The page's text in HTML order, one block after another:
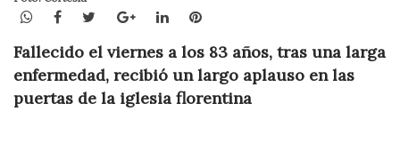
WhatsApp
Facebook
TwitterGoogle+LinkedInPinterest
Fallecido el viernes a los 83 años, tras una larga
enfermedad, recibió un largo aplauso en las
puertas de la iglesia florentina